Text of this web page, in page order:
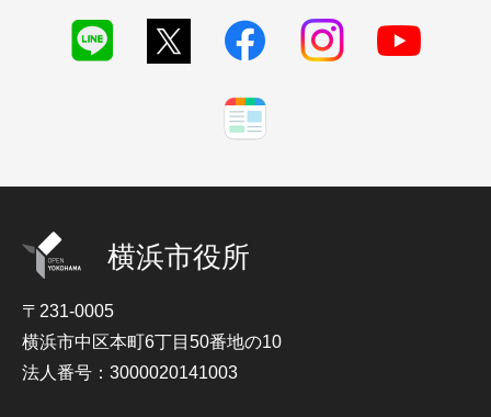
横浜市役所
〒231-0005
横浜市中区本町6丁目50番地の10
法人番号：3000020141003